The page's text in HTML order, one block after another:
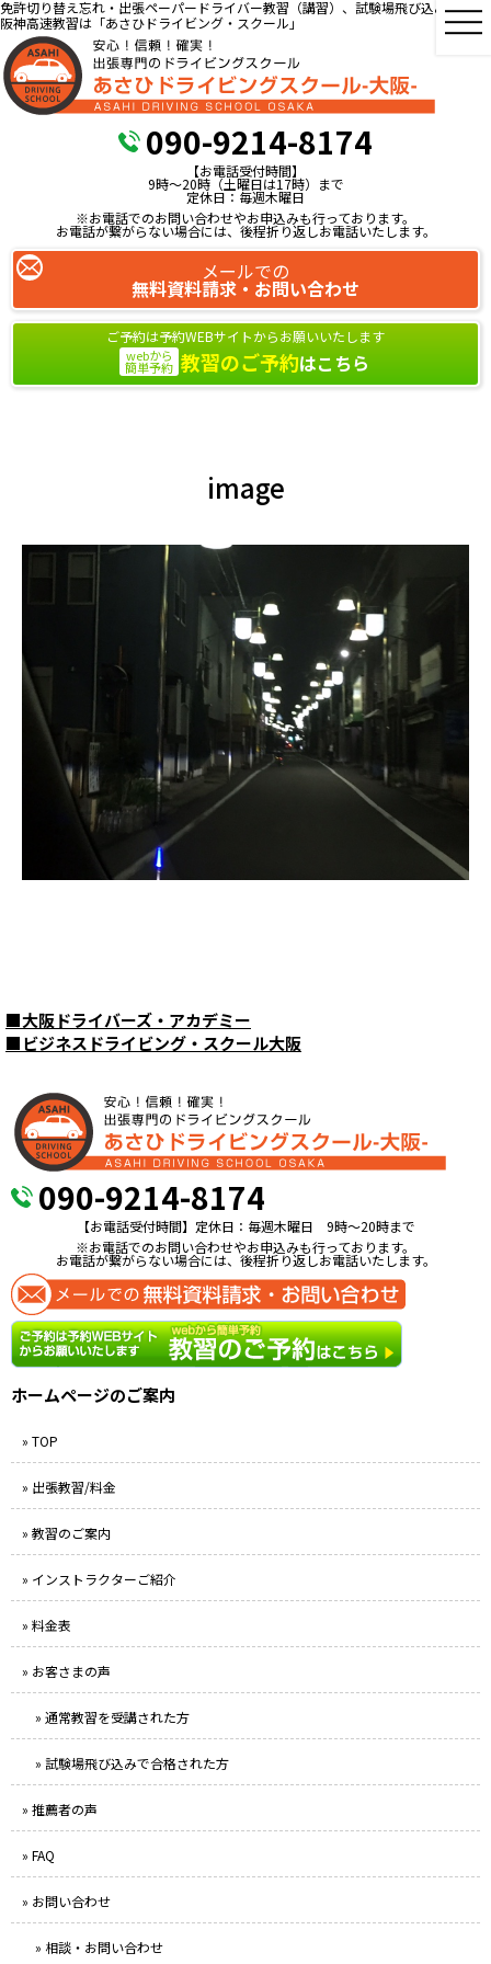
免許切り替え忘れ・出張ペーパードライバー教習（講習）、試験場飛び込み教習、
阪神高速教習は「あさひドライビング・スクール」
090-9214-8174
【お電話受付時間】
9時～20時（土曜日は17時）まで
定休日：毎週木曜日
※お電話でのお問い合わせやお申込みも行っております。
お電話が繋がらない場合には、後程折り返しお電話いたします。
メールでの
無料資料請求・お問い合わせ
ご予約は予約WEBサイトからお願いいたします
webから
簡単予約 教習のご予約はこちら
image
■大阪ドライバーズ・アカデミー
■ビジネスドライビング・スクール大阪
090-9214-8174
【お電話受付時間】定休日：毎週木曜日 9時〜20時まで
※お電話でのお問い合わせやお申込みも行っております。
お電話が繋がらない場合には、後程折り返しお電話いたします。
ホームページのご案内
» TOP
» 出張教習/料金
» 教習のご案内
» インストラクターご紹介
» 料金表
» お客さまの声
» 通常教習を受講された方
» 試験場飛び込みで合格された方
» 推薦者の声
» FAQ
» お問い合わせ
» 相談・お問い合わせ